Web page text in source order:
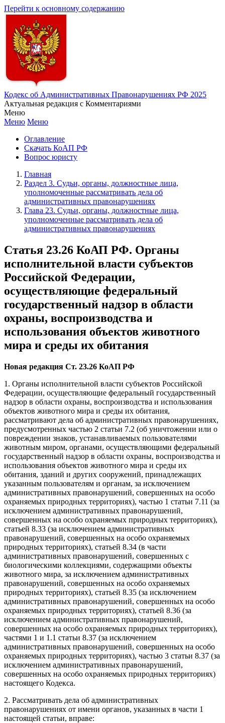
Перейти к основному содержанию
Кодекс об Административных Правонарушениях РФ 2025
Актуальная редакция с Комментариями
Меню
Меню Меню
Оглавление
Скачать КоАП РФ
Вопрос юристу
Главная
Раздел 3. Судьи, органы, должностные лица,
уполномоченные рассматривать дела об
административных правонарушениях
Глава 23. Судьи, органы, должностные лица,
уполномоченные рассматривать дела об
административных правонарушениях
Статья 23.26 КоАП РФ. Органы
исполнительной власти субъектов
Российской Федерации,
осуществляющие федеральный
государственный надзор в области
охраны, воспроизводства и
использования объектов животного
мира и среды их обитания
Новая редакция Ст. 23.26 КоАП РФ
1. Органы исполнительной власти субъектов Российской
Федерации, осуществляющие федеральный государственный
надзор в области охраны, воспроизводства и использования
объектов животного мира и среды их обитания,
рассматривают дела об административных правонарушениях,
предусмотренных частью 2 статьи 7.2 (об уничтожении или о
повреждении знаков, устанавливаемых пользователями
животным миром, органами, осуществляющими федеральный
государственный надзор в области охраны, воспроизводства и
использования объектов животного мира и среды их
обитания, зданий и других сооружений, принадлежащих
указанным пользователям и органам, за исключением
административных правонарушений, совершенных на особо
охраняемых природных территориях), частью 1 статьи 7.11 (за
исключением административных правонарушений,
совершенных на особо охраняемых природных территориях),
статьей 8.33 (за исключением административных
правонарушений, совершенных на особо охраняемых
природных территориях), статьей 8.34 (в части
административных правонарушений, совершенных с
биологическими коллекциями, содержащими объекты
животного мира, за исключением административных
правонарушений, совершенных на особо охраняемых
природных территориях), статьей 8.35 (за исключением
административных правонарушений, совершенных на особо
охраняемых природных территориях), статьей 8.36 (за
исключением административных правонарушений,
совершенных на особо охраняемых природных территориях),
частями 1 и 1.1 статьи 8.37 (за исключением
административных правонарушений, совершенных на особо
охраняемых природных территориях), частью 3 статьи 8.37 (за
исключением административных правонарушений,
совершенных на особо охраняемых природных территориях)
настоящего Кодекса.
2. Рассматривать дела об административных
правонарушениях от имени органов, указанных в части 1
настоящей статьи, вправе: